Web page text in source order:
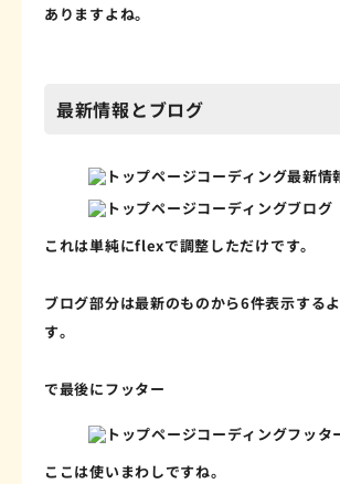
ありますよね。
最新情報とブログ
これは単純にflexで調整しただけです。
ブログ部分は最新のものから6件表示する
す。
で最後にフッター
ここは使いまわしですね。